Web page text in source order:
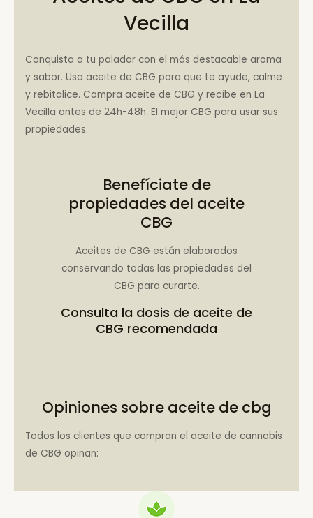
Vecilla
Conquista a tu paladar con el más destacable aroma
y sabor. Usa aceite de CBG para que te ayude, calme
y rebitalice. Compra aceite de CBG y recíbe en La
Vecilla antes de 24h-48h. El mejor CBG para usar sus
propiedades.
Benefíciate de
propiedades del aceite
CBG
Aceites de CBG están elaborados
conservando todas las propiedades del
CBG para curarte.
Consulta la dosis de aceite de
CBG recomendada
Opiniones sobre aceite de cbg
Todos los clientes que compran el aceite de cannabis
de CBG opinan: